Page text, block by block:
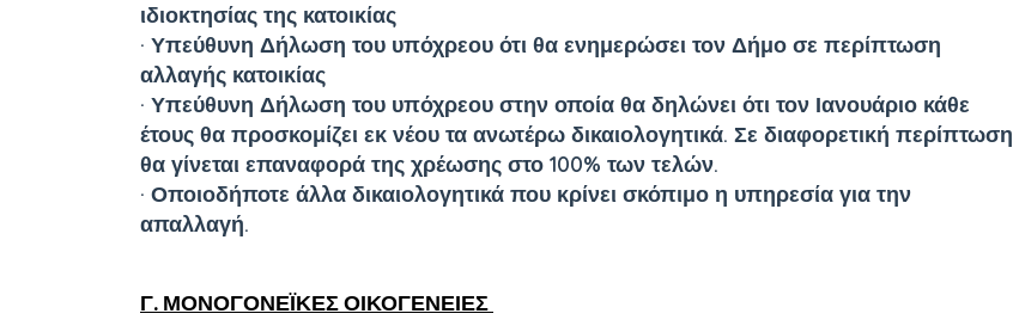
ιδιοκτησίας της κατοικίας
· Υπεύθυνη Δήλωση του υπόχρεου ότι θα ενημερώσει τον Δήμο σε περίπτωση
αλλαγής κατοικίας
· Υπεύθυνη Δήλωση του υπόχρεου στην οποία θα δηλώνει ότι τον Ιανουάριο κάθε
έτους θα προσκομίζει εκ νέου τα ανωτέρω δικαιολογητικά. Σε διαφορετική περίπτωση
θα γίνεται επαναφορά της χρέωσης στο 100% των τελών.
· Οποιοδήποτε άλλα δικαιολογητικά που κρίνει σκόπιμο η υπηρεσία για την
απαλλαγή.
Γ. ΜΟΝΟΓΟΝΕΪΚΕΣ ΟΙΚΟΓΕΝΕΙΕΣ